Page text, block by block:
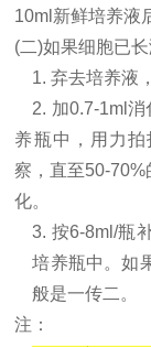
10ml新鲜培养液
(二)如果细胞已
1. 弃去培养液
2. 加0.7-1ml
养瓶中，用力
察，直至50-
化。
3. 按6-8ml/瓶
培养瓶中。如
般是一传二。
注：